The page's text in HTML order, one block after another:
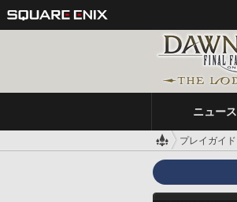
ニュース
プレイガイド